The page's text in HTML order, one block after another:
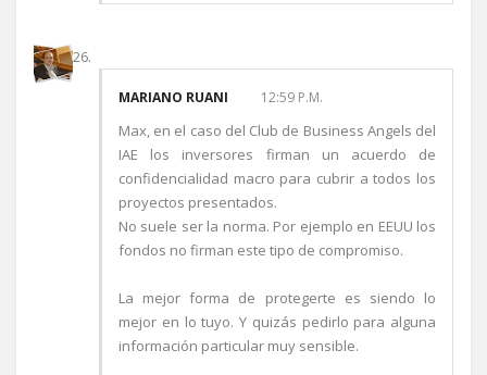
MARIANO RUANI 12:59 P.M.
Max, en el caso del Club de Business Angels del
IAE los inversores firman un acuerdo de
confidencialidad macro para cubrir a todos los
proyectos presentados.
No suele ser la norma. Por ejemplo en EEUU los
fondos no firman este tipo de compromiso.
La mejor forma de protegerte es siendo lo
mejor en lo tuyo. Y quizás pedirlo para alguna
información particular muy sensible.